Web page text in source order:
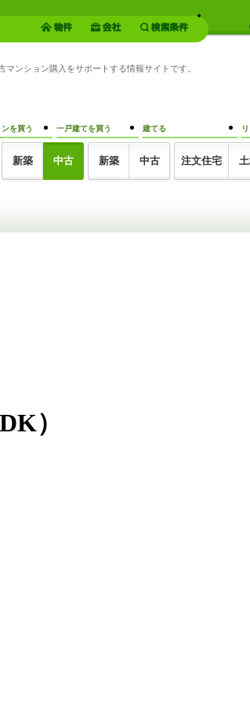
ンション購入をサポートする情報サイトです。
を買う
新築 中古
一戸建てを買う
新築 中古
建てる
注文住宅
）